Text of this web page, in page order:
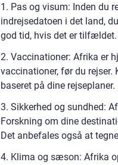
1. Pas og visum: Inden du
indrejsedatoen i det land,
god tid, hvis det er tilfældet.
2. Vaccinationer: Afrika er
vaccinationer, før du
baseret på dine rejseplaner.
3. Sikkerhed og sundhed:
Forskning om dine
Det anbefales også at
4. Klima og sæson: Afrika